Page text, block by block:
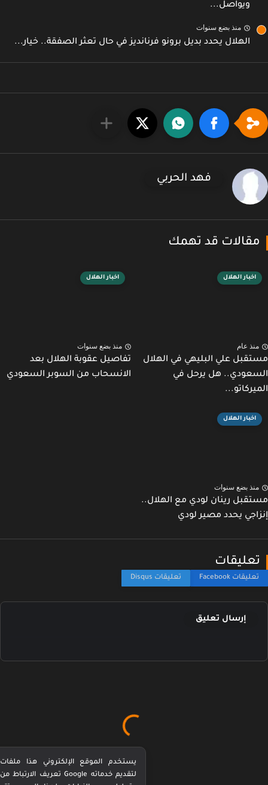
ويواصل...
منذ بضع سنوات
الهلال يحدد بديل برونو فرنانديز في حال تعثر الصفقة.. خيار...
فهد الحربي
قد تهمك
اخبار الهلال
عام
علي البليهي في الهلال
هل يرحل في
اخبار الهلال
منذ بضع سنوات
تفاصيل عقوبة الهلال بعد
الانسحاب من السوبر السعودي
اخبار الهلال
بضع سنوات
رينان لودي مع الهلال..
يحدد مصير لودي
إرسال تعليق
يستخدم الموقع الإلكتروني هذا ملفات
تعريف الارتباط من Google لتقديم خدماته